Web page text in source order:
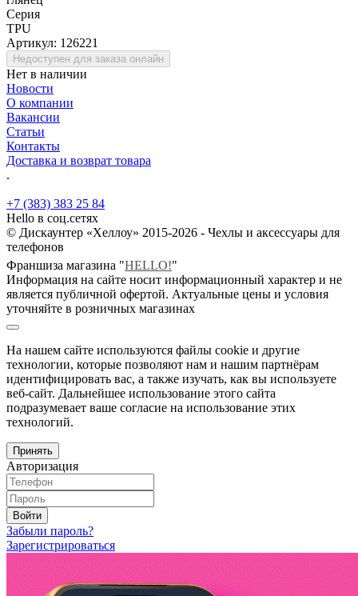
Серия
TPU
Артикул: 126221
Недоступен для заказа онлайн
Нет в наличии
Новости
О компании
Вакансии
Статьи
Контакты
Доставка и возврат товара
.
+7 (383) 383 25 84
Hello в соц.сетях
© Дискаунтер «Хеллоу» 2015-2026 - Чехлы и аксессуары для
телефонов
Франшиза магазина "HELLO!"
Информация на сайте носит информационный характер и не
является публичной офертой. Актуальные цены и условия
уточняйте в розничных магазинах
На нашем сайте используются файлы cookie и другие
технологии, которые позволяют нам и нашим партнёрам
идентифицировать вас, а также изучать, как вы используете
веб-сайт. Дальнейшее использование этого сайта
подразумевает ваше согласие на использование этих
технологий.
Принять
Авторизация
Войти
Забыли пароль?
Зарегистрироваться